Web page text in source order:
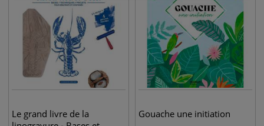
Le grand livre de la
Gouache une initiation